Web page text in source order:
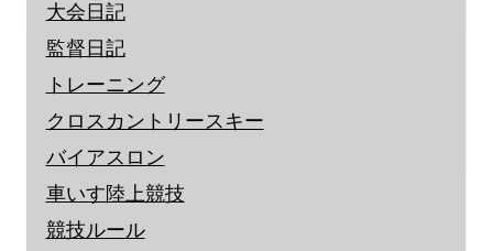
大会日記
監督日記
トレーニング
クロスカントリースキー
バイアスロン
車いす陸上競技
競技ルール